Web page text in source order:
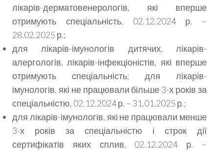
лікарів-дерматовенерологів, які вперше
отримують спеціальність, 02.12.2024 р. –
28.02.2025 р.;
для лікарів-імунологів дитячих, лікарів-
алергологів, лікарів-інфекціоністів, які вперше
отримують спеціальність; для лікарів-
імунологів, які не працювали більше 3-х років за
спеціальністю, 02.12.2024 р. – 31.01.2025 р.;
для лікарів-імунологів, які не працювали менше
3-х років за спеціальністю і строк дії
сертифікатів яких сплив, 02.12.2024 р. –